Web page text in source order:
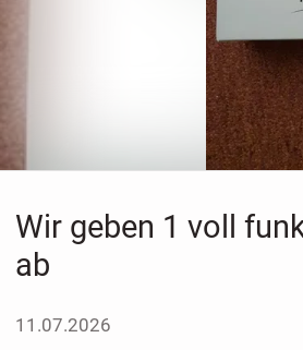
Wir geben 1 voll
ab
11.07.2026